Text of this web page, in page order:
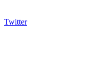
Twitter